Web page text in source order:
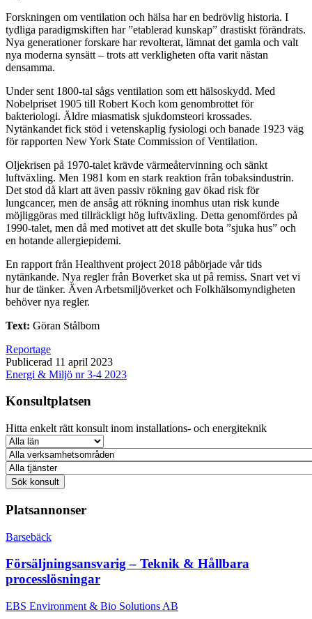
Forskningen om ventilation och hälsa har en bedrövlig historia. I
tydliga paradigmskiften har ”etablerad kunskap” drastiskt förändrats.
Nya generationer forskare har revolterat, lämnat det gamla och valt
nya moderna synsätt – trots att verkligheten ofta varit nästan
densamma.
Under sent 1800-tal sågs venti­lation som ett hälsoskydd. Med
Nobelpriset 1905 till Robert Koch kom genombrottet för
bakteriologi. Äldre miasmatisk sjukdomsteori krossades.
Nytänkandet fick stöd i vetenskaplig fysiologi och banade 1923 väg
för rapporten New York State Commission of Ventilation.
Oljekrisen på 1970-talet krävde värmeåtervinning och sänkt
luftväxling. Men 1981 kom en stark reaktion från tobaksindustrin.
Det stod då klart att även passiv rökning gav ökad risk för
lungcancer, men de ansåg att rökning inomhus utan risk kunde
möjliggöras med tillräckligt hög luftväxling. Detta genomfördes på
1990-talet, men då med motivet att det skulle bota ”sjuka hus” och
en hotande allergi­epidemi.
En rapport från Healthvent project 2018 påbörjade vår tids
nytänkande. Nya regler från Boverket ska ut på remiss. Snart vet vi
hur de tänker. Även Arbetsmiljöverket och Folkhälsomyndigheten
behöver nya regler.
Text: Göran Stålbom
Reportage
Publicerad 11 april 2023
Energi & Miljö nr 3-4 2023
Konsultplatsen
Hitta enkelt rätt konsult inom installations- och energiteknik
Platsannonser
Barsebäck
Försäljningsansvarig – Teknik & Hållbara
processlösningar
EBS Environment & Bio Solutions AB